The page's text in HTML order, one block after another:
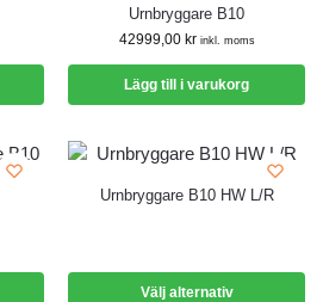
Urnbryggare B10
42999,00 kr inkl. moms
Lägg till i varukorg
Urnbryggare B10 HW L/R
Välj alternativ